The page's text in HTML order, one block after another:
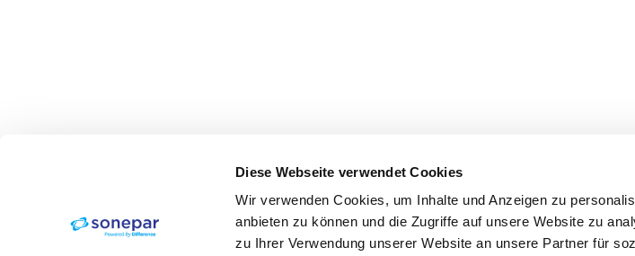
Diese Webseite verwendet Cookies
Wir verwenden Cookies, um Inhalte und Anzeigen zu
anbieten zu können und die Zugriffe auf unsere Website zu
zu Ihrer Verwendung unserer Website an unsere Partner für